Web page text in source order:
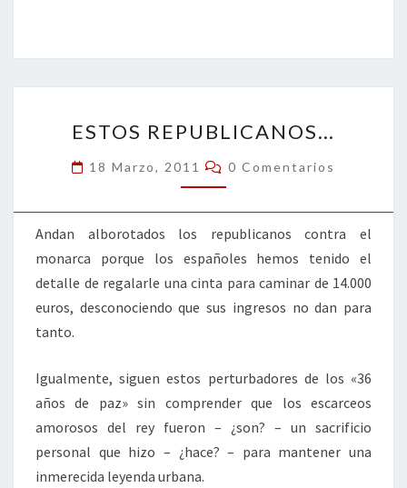
o
o
k
er dI
n
l
p
ar
tir
REPUBLICANOS…
ESTOS REPUBLICANOS…
18 Marzo, 2011 Comentarios
0 Comentarios
Andan alborotados los republicanos contra el
monarca porque los españoles hemos tenido el
detalle de regalarle una cinta para caminar de 14.000
euros, desconociendo que sus ingresos no dan para
tanto.
Igualmente, siguen estos perturbadores de los «36
años de paz» sin comprender que los escarceos
amorosos del rey fueron – ¿son? – un sacrificio
personal que hizo – ¿hace? – para mantener una
inmerecida leyenda urbana.